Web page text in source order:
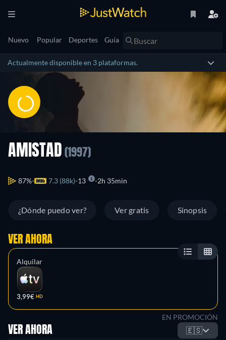
Nuevo Popular Deportes Guía
Actualmente disponible en 3 plataformas.
AMISTAD (1997)
87% 7.3 (88k) 13 2h 35min
¿Dónde puedo ver? Ver gratis Sinopsis
VER AHORA
Alquilar
3,99€ HD
EN PROMOCIÓN
VER AHORA 🇪🇸